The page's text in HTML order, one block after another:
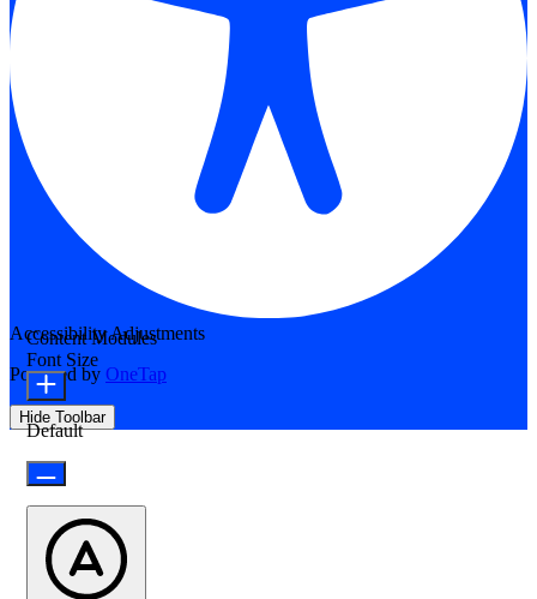
Accessibility Adjustments
Powered by OneTap
Hide Toolbar
Content Modules
Font Size
Default